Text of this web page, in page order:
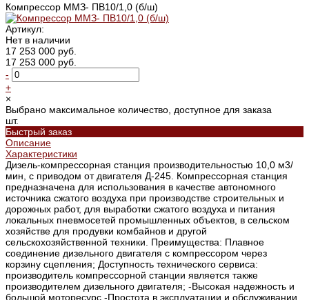
Компрессор ММЗ- ПВ10/1,0 (б/ш)
Артикул:
Нет в наличии
17 253 000 руб.
17 253 000 руб.
-
+
×
Выбрано максимальное количество, доступное для заказа
шт.
Быстрый заказ
Описание
Характеристики
Дизель-компрессорная станция производительностью 10,0 м3/
мин, с приводом от двигателя Д-245. Компрессорная станция
предназначена для использования в качестве автономного
источника сжатого воздуха при производстве строительных и
дорожных работ, для выработки сжатого воздуха и питания
локальных пневмосетей промышленных объектов, в сельском
хозяйстве для продувки комбайнов и другой
сельскохозяйственной техники. Преимущества: Плавное
соединение дизельного двигателя с компрессором через
корзину сцепления; Доступность технического сервиса:
производитель компрессорной станции является также
производителем дизельного двигателя; -Высокая надежность и
большой моторесурс -Простота в эксплуатации и обслуживании